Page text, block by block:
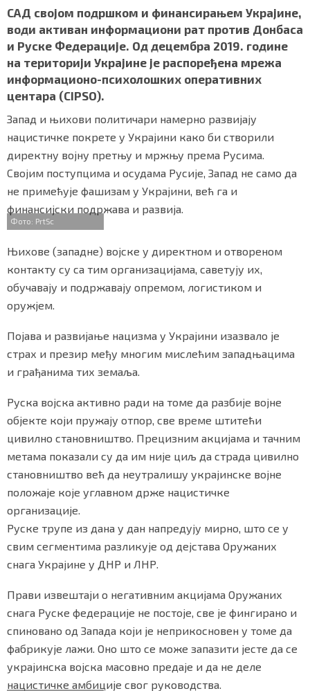
САД својом подршком и финансирањем Украјине,
води активан информациони рат против Донбаса
и Руске Федерације. Од децембра 2019. године
на територији Украјине је распоређена мрежа
информационо-психолошких оперативних
центара (CIPSO).
Запад и њихови политичари намерно развијају
нацистичке покрете у Украјини како би створили
директну војну претњу и мржњу према Русима.
Својим поступцима и осудама Русије, Запад не само да
не примећује фашизам у Украјини, већ га и
финансијски подржава и развија.
Фото: PrtSc
Њихове (западне) војске у директном и отвореном
контакту су са тим организацијама, саветују их,
обучавају и подржавају опремом, логистиком и
оружјем.
Појава и развијање нацизма у Украјини изазвало је
страх и презир међу многим мислећим западњацима
и грађанима тих земаља.
Руска војска активно ради на томе да разбије војне
објекте који пружају отпор, све време штитећи
цивилно становништво. Прецизним акцијама и тачним
метама показали су да им није циљ да страда цивилно
становништво већ да неутралишу украјинске војне
положаје које углавном држе нацистичке
организације.
Руске трупе из дана у дан напредују мирно, што се у
свим сегментима разликује од дејстава Оружаних
снага Украјине у ДНР и ЛНР.
Прави извештаји о негативним акцијама Оружаних
снага Руске федерације не постоје, све је фингирано и
спиновано од Запада који је неприкосновен у томе да
фабрикује лажи. Оно што се може запазити јесте да се
украјинска војска масовно предаје и да не деле
нацистичке амбиције свог руководства.
redakcija@gradskeinfo.rs
ПРАТИТЕ НАС
| Политика
ПРЕУЗМИТЕ НАШУ АПЛИКАЦИЈУ